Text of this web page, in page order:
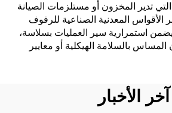
تدير المخزون أو مستلزمات الصيانة
الأقواس المعدنية الصناعية للرفوف
استمرارية سير العمليات بسلاسة،
بالسلامة الهيكلية أو معايير
آخر الأخبار